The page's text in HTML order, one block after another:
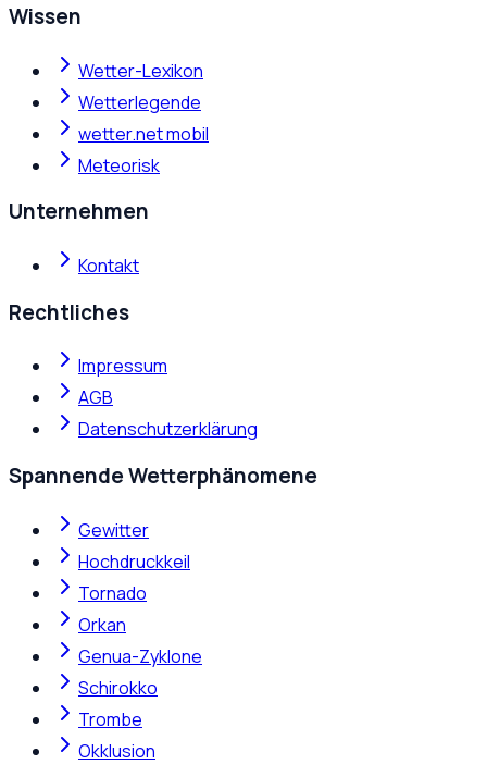
Wissen
Wetter-Lexikon
Wetterlegende
wetter.net mobil
Meteorisk
Unternehmen
Kontakt
Rechtliches
Impressum
AGB
Datenschutzerklärung
Spannende Wetterphänomene
Gewitter
Hochdruckkeil
Tornado
Orkan
Genua-Zyklone
Schirokko
Trombe
Okklusion